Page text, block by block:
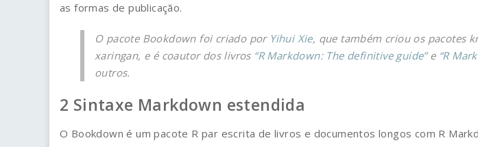
as formas de publicação.
O pacote Bookdown foi criado por Yihui Xie, que também criou os pacotes
xaringan, e é coautor dos livros “R Markdown: The definitive guide”e “R
outros.
Sintaxe Markdown estendida
O Bookdown é um pacote R par escrita de livros e documentos longos com R